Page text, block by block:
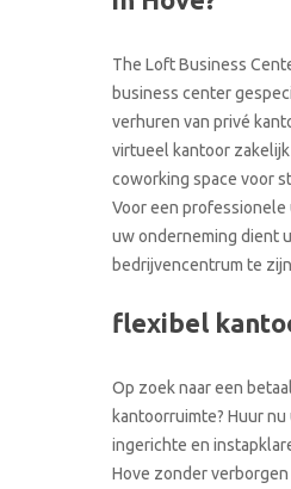
The Loft Business
business center
verhuren van privé
virtueel kantoor
coworking space voor
Voor een
uw onderneming dient
bedrijvencentrum te
flexibel
Op zoek naar een
kantoorruimte? Huur
ingerichte en
Hove zonder